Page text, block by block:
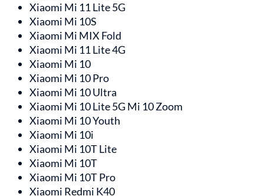
Xiaomi Mi 11 Lite 5G
Xiaomi Mi 10S
Xiaomi Mi MIX Fold
Xiaomi Mi 11 Lite 4G
Xiaomi Mi 10
Xiaomi Mi 10 Pro
Xiaomi Mi 10 Ultra
Xiaomi Mi 10 Lite 5G Mi 10 Zoom
Xiaomi Mi 10 Youth
Xiaomi Mi 10i
Xiaomi Mi 10T Lite
Xiaomi Mi 10T
Xiaomi Mi 10T Pro
Xiaomi Redmi K40